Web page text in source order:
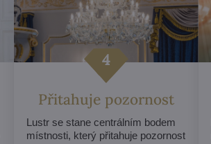
Přitahuje pozornost
Lustr se stane centrálním bodem
místnosti, který přitahuje pozornost